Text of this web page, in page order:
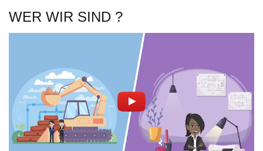
WER WIR SIND ?